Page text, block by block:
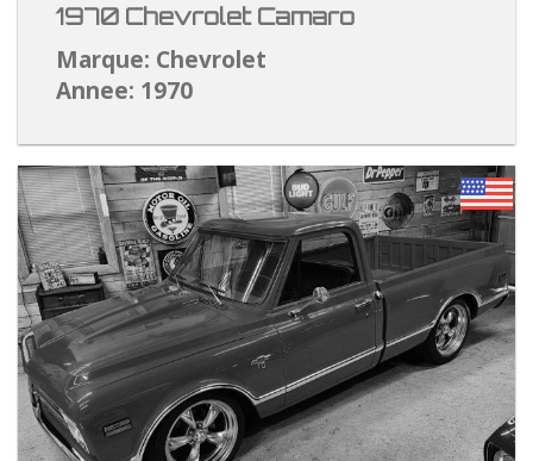
1970 Chevrolet Camaro
Marque: Chevrolet
Annee: 1970